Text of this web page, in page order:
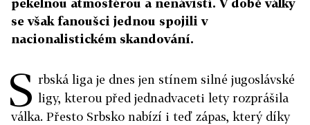
pekelnou atmosférou a nenávistí. V době války
se však fanoušci jednou spojili v
nacionalistickém skandování.
S rbská liga je dnes jen stínem silné jugoslávské
ligy, kterou před jednadvaceti lety rozprášila
válka. Přesto Srbsko nabízí i teď zápas, který díky